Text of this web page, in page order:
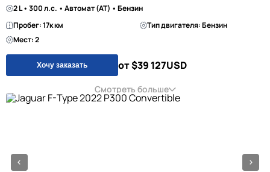
2 L • 300 л.с. • Автомат (AT) • Бензин
Пробег: 17к км
Тип двигателя: Бензин
Мест: 2
Хочу заказать от $39 127USD
Смотреть больше